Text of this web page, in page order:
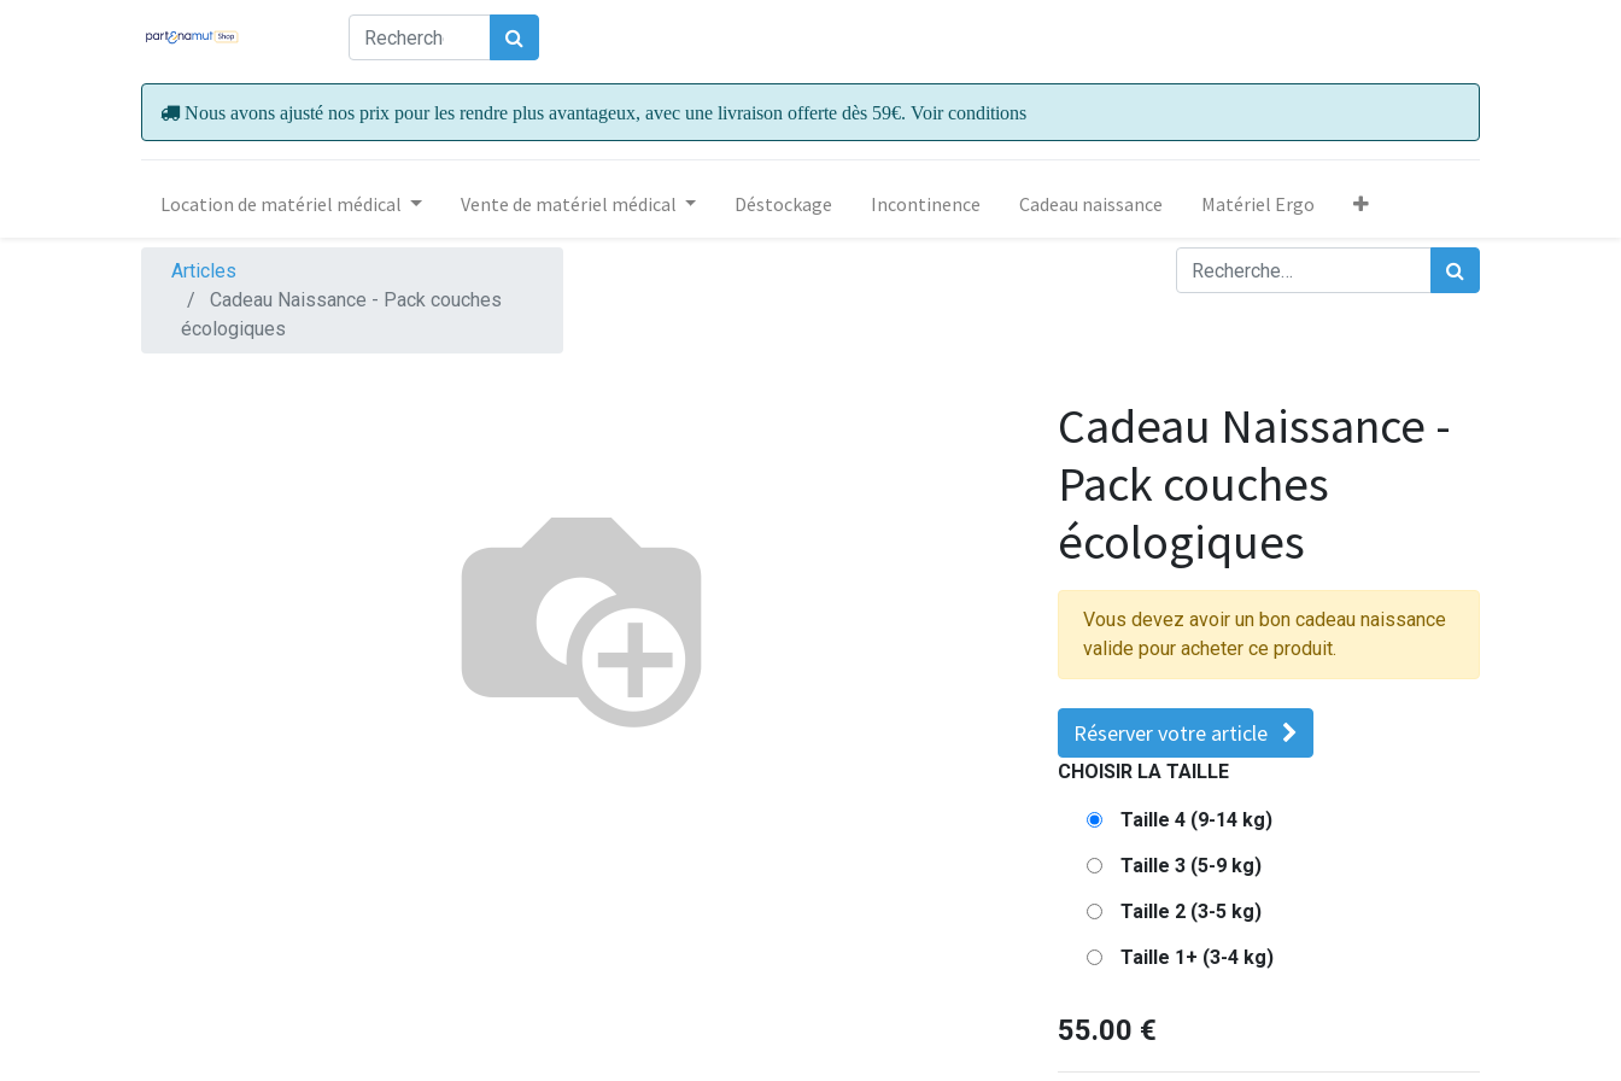
Nous avons ajusté nos prix pour les rendre plus avantageux, avec une livraison offerte dès 59€. Voir conditions
Location de matériel médical Vente de matériel médical Déstockage Incontinence Cadeau naissance Matériel Ergo
Articles
Cadeau Naissance - Pack couches
écologiques
Cadeau Naissance -
Pack couches
écologiques
Vous devez avoir un bon cadeau naissance
valide pour acheter ce produit.
Réserver votre article
CHOISIR LA TAILLE
Taille 4 (9-14 kg)
Taille 3 (5-9 kg)
Taille 2 (3-5 kg)
Taille 1+ (3-4 kg)
55.00 €